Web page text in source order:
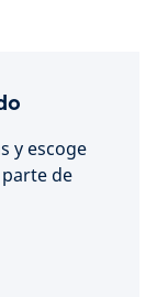
y escoge
de